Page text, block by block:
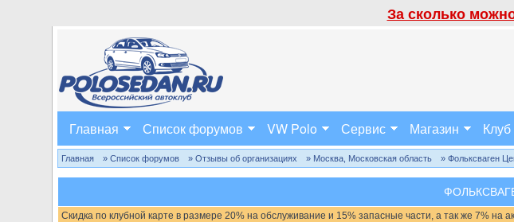
За сколько
Главная Список форумов VW Polo Сервис Магазин Клуб
Главная » Список форумов » Отзывы об организациях » Москва, Московская область » Фольксваген
Скидка по клубной карте в размере 20% на обслуживание и 15% запасные части, а так же 7% на